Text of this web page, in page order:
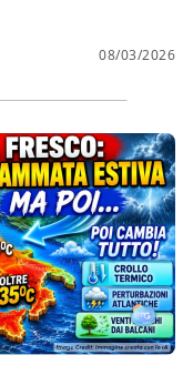
08/03/2026